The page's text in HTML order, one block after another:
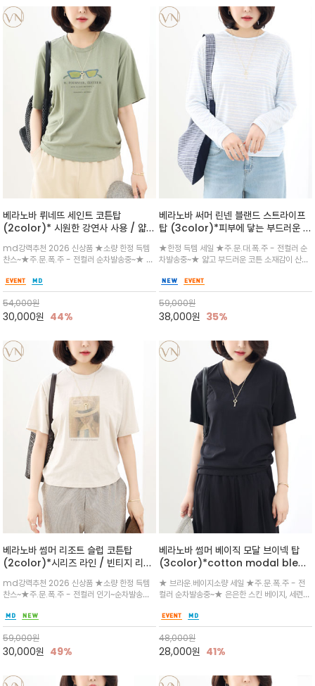
베라노바 뤼네뜨 세인트 코튼탑
(2color)* 시원한 강연사 사용 / 얇고
가벼우면서도 실의 꼬임 덕분에 원단이
피부에 잘 달라붙지 않아 통기성이 탁월
md강력추천 2026 신상품 ★소량 한정 득템
찬스~★주.문.폭.주 - 전컬러 순차발송중~★ 감
라인과 여유 있는 스탠다드 핏으로 부담 없이 착
용/과하지 않은 프린트 디테일이 룩에 세련된 위
트를 더해 데일리 룩에 포인트
54,000원
30,000원 44%
베라노바 써머 린넨 블랜드 스트라이프
탑 (3color)*피부에 닿는 부드러운 촉
감으로 가공된 린넨 특유의 통기성과 자
연스러운 질감에 폴리에스터의 형태 안
정성을 더한 원단
★한정 득템 세일 ★주.문.대.폭.주 - 전컬러 순
차발송중~★ 얇고 부드러운 코튼 소재감이 산뜻
는 여유핏이 체형을 자연스럽게 여리하게 보이게
하며 자외선 차단/여행/ 장마등 간절기까지 롱템
으로 입어주세요
59,000원
38,000원 35%
베라노바 썸머 리조트 슬럽 코튼탑
(2color)*시리즈 라인 / 빈티지 리조
는 가벼운 코튼 터치의 반팔 티셔츠입니
다
md강력추천 2026 신상품 ★소량 한정 득템
찬스~★주.문.폭.주 - 전컬러 인기~순차발송중
아(Sepia)나 파스텔 톤의 해변 풍경으로 세련
된 뮤트톤 컬러 팔레트로 빈티지한 무드의 선샤
인 프린트가 더해져 담백하면서도 감각
59,000원
30,000원 49%
베라노바 썸머 베이직 모달 브이넥 탑
(3color)*cotton modal blend
넥 반팔 티셔츠
★ 브라운.베이지소량 세일 ★주.문.폭.주 - 전
컬러 순차발송중~★ 은은한 스킨 베이지, 세련된
무드를 완성/과하지 않게 파인 브이넥 라인/여유
있는 스탠다드 핏과 힙선 위로 떨어지는 기장감
데일리
48,000원
28,000원 41%